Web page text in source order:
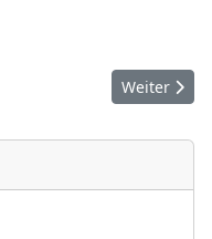
Nächster
Weiter